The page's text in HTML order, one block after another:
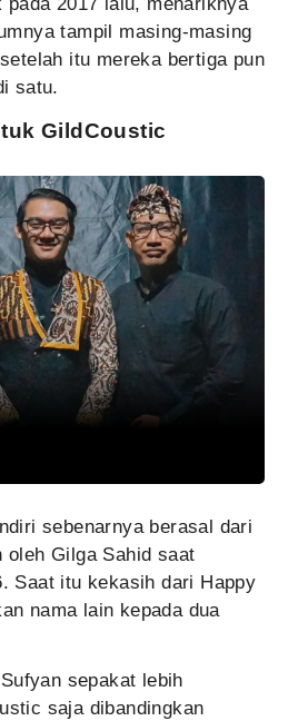
tampil masing-masing
itu mereka bertiga pun
satu.
GildCoustic
sebenarnya berasal dari
oleh Gilga Sahid saat
Saat itu kekasih dari Happy
nama lain kepada dua
sepakat lebih
saja dibandingkan